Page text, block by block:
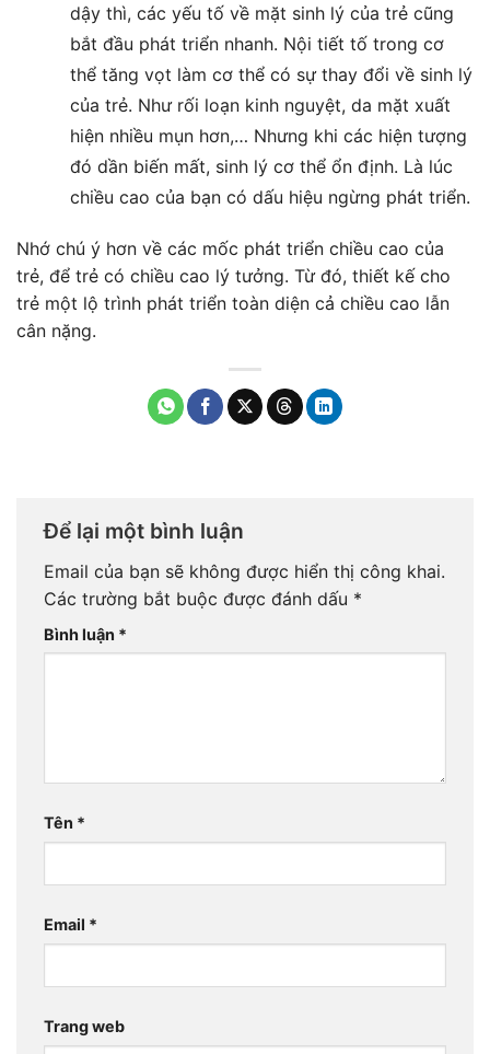
dậy thì, các yếu tố về mặt sinh lý của trẻ cũng
bắt đầu phát triển nhanh. Nội tiết tố trong cơ
thể tăng vọt làm cơ thể có sự thay đổi về sinh lý
của trẻ. Như rối loạn kinh nguyệt, da mặt xuất
hiện nhiều mụn hơn,… Nhưng khi các hiện tượng
đó dần biến mất, sinh lý cơ thể ổn định. Là lúc
chiều cao của bạn có dấu hiệu ngừng phát triển.
Nhớ chú ý hơn về các mốc phát triển chiều cao của
trẻ, để trẻ có chiều cao lý tưởng. Từ đó, thiết kế cho
trẻ một lộ trình phát triển toàn diện cả chiều cao lẫn
cân nặng.
Để lại một bình luận
Email của bạn sẽ không được hiển thị công khai.
Các trường bắt buộc được đánh dấu *
Bình luận *
Tên *
Email *
Trang web